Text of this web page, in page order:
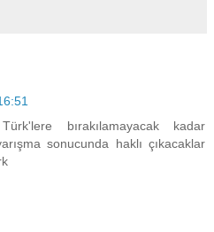
bırakılamayacak kadar
sonucunda haklı çıkacaklar